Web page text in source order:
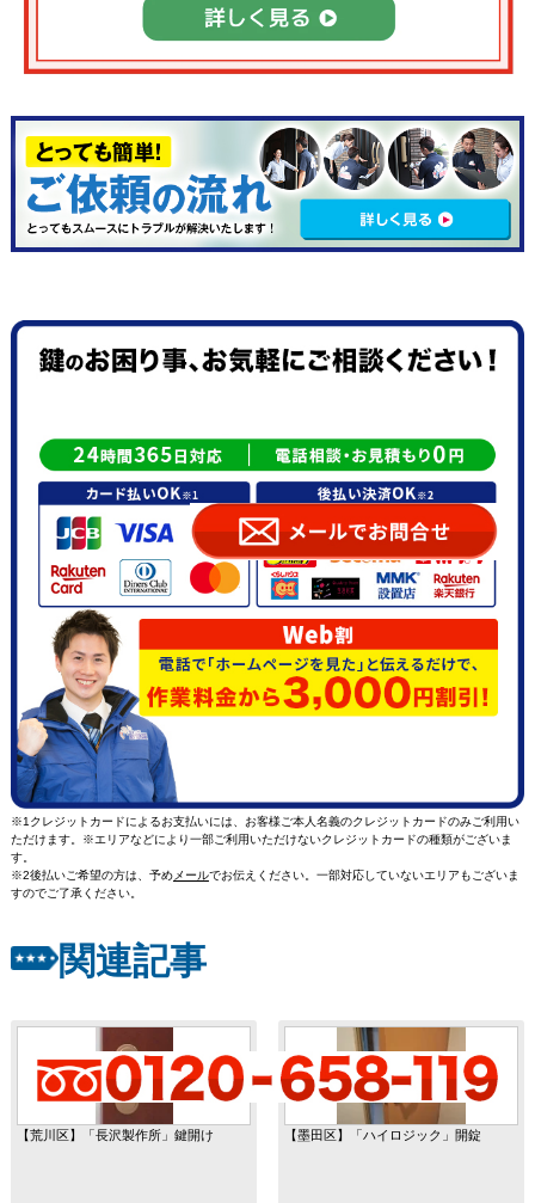
※1クレジットカードによるお支払いには、お客様ご本人名義のクレジットカードのみご利用い
ただけます。※エリアなどにより一部ご利用いただけないクレジットカードの種類がございま
す。
※2後払いご希望の方は、予めメールでお伝えください。一部対応していないエリアもございま
すのでご了承ください。
関連記事
【荒川区】「長沢製作所」鍵開け 【墨田区】「ハイロジック」開錠